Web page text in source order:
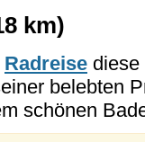
km)
Radreise diese
belebten
schönen